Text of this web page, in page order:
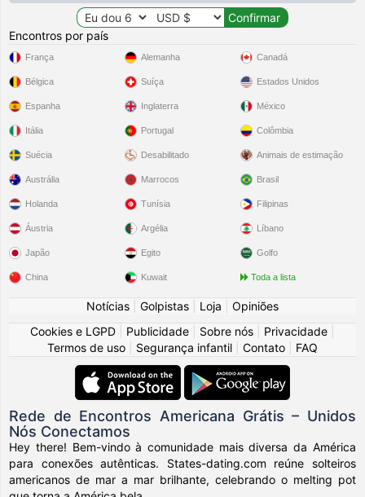
Encontros por país
França
Bélgica
Espanha
Itália
Suécia
Alemanha
Suíça
Inglaterra
Portugal
Desabilitado
Canadá
Estados Unidos
México
Colômbia
Animais de estimação
Austrália
Holanda
Áustria
Japão
China
Marrocos
Tunísia
Argélia
Egito
Kuwait
Brasil
Filipinas
Líbano
Golfo
Toda a lista
Notícias Golpistas Loja
Opiniões
Cookies e LGPD
Publicidade Sobre nós Privacidade
Termos de uso
Segurança infantil Contato FAQ
Rede de Encontros Americana Grátis – Unidos
Nós Conectamos
Hey there! Bem-vindo à comunidade mais diversa da América
para conexões autênticas. States-dating.com reúne solteiros
americanos de mar a mar brilhante, celebrando o melting pot